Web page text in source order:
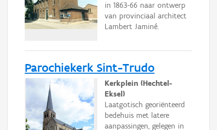
in 1863-66 naar ontwerp
van provinciaal architect
Lambert Jaminé.
Parochiekerk Sint-Trudo
Kerkplein (Hechtel-
Eksel)
Laatgotisch georiënteerd
bedehuis met latere
aanpassingen, gelegen in